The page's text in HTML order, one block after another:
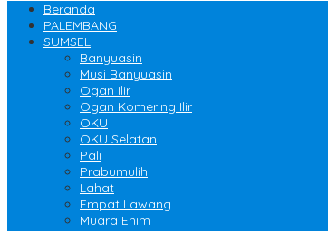
Beranda
PALEMBANG
SUMSEL
Banyuasin
Musi Banyuasin
Ogan Ilir
Ogan Komering Ilir
OKU
OKU Selatan
Pali
Prabumulih
Lahat
Empat Lawang
Muara Enim